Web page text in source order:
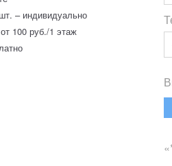
– индивидуально
100 руб./1 этаж